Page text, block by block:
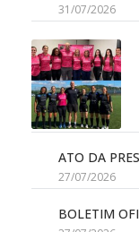
31/07/2026
ATO DA
27/07/2026
BOLETIM